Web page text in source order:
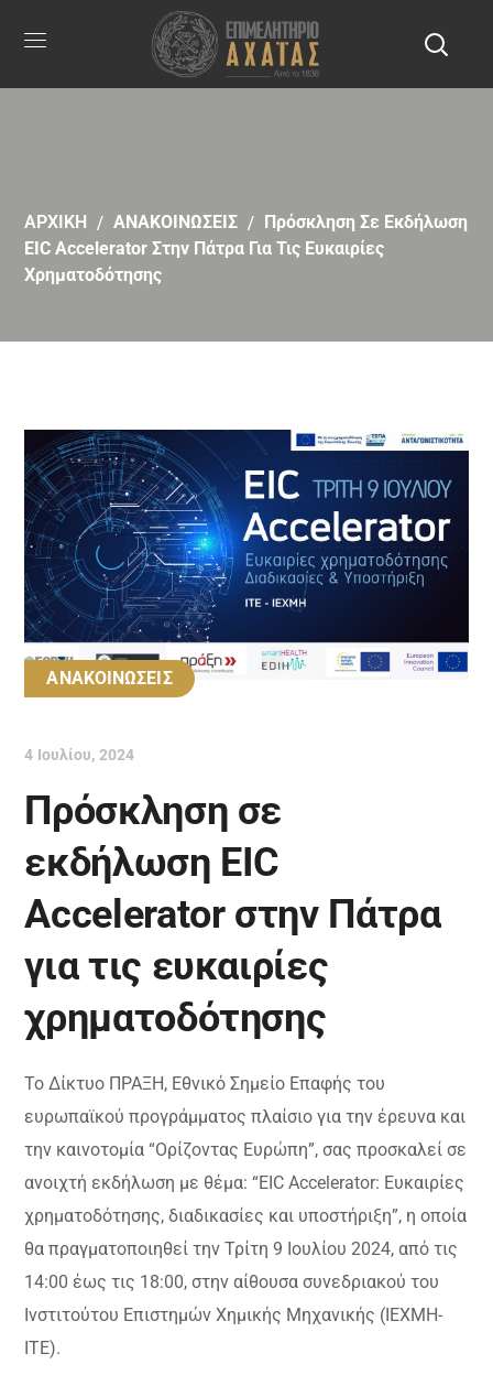
ΑΡΧΙΚΗ ΑΝΑΚΟΙΝΩΣΕΙΣ
Πρόσκληση Σε Εκδήλωση
EIC Accelerator Στην Πάτρα Για Τις Ευκαιρίες
Χρηματοδότησης
ΑΝΑΚΟΙΝΩΣΕΙΣ
4 Ιουλίου, 2024
Πρόσκληση σε
εκδήλωση EIC
Accelerator στην Πάτρα
για τις ευκαιρίες
χρηματοδότησης
Το Δίκτυο ΠΡΑΞΗ, Εθνικό Σημείο Επαφής του
ευρωπαϊκού προγράμματος πλαίσιο για την έρευνα και
την καινοτομία “Ορίζοντας Ευρώπη”, σας προσκαλεί σε
ανοιχτή εκδήλωση με θέμα: “EIC Accelerator: Ευκαιρίες
χρηματοδότησης, διαδικασίες και υποστήριξη”, η οποία
θα πραγματοποιηθεί την Τρίτη 9 Ιουλίου 2024, από τις
14:00 έως τις 18:00, στην αίθουσα συνεδριακού του
Ινστιτούτου Επιστημών Χημικής Μηχανικής (ΙΕΧΜΗ-
ΙΤΕ).